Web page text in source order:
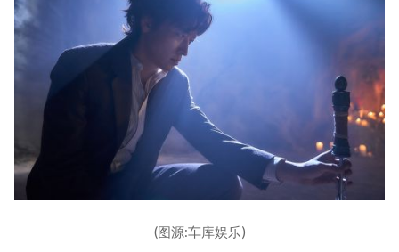
(图源:车库娱乐)